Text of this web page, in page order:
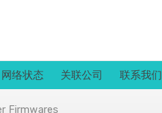
网络状态 关联公司 联系我们
Firmwares